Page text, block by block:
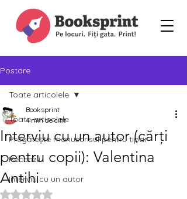
Postare
Toate articolele
Pregătește manuscrisul pentru tipar
Recenzii
Interviu cu un autor
Toate articolele
Interviu cu un autor (cărți
pentru copii): Valentina
Antihi
Booksprint
4 min de citit
Evaluat(ă) cu NaN din 5 stele.